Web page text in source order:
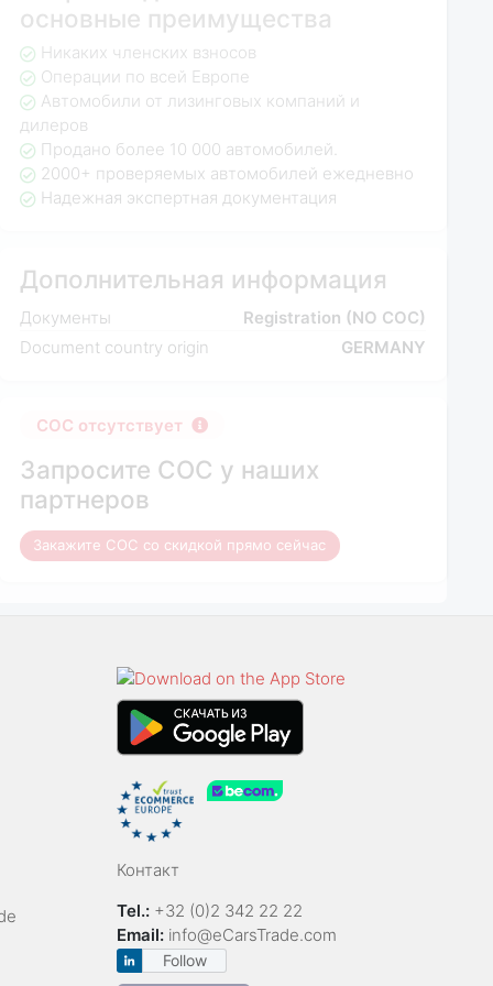
основные преимущества
Никаких членских взносов
Операции по всей Европе
Автомобили от лизинговых компаний и
дилеров
Продано более 10 000 автомобилей.
2000+ проверяемых автомобилей ежедневно
Надежная экспертная документация
Дополнительная информация
Документы
Registration (NO COC)
Document country origin
GERMANY
COC отсутствует
Запросите COC у наших
партнеров
Закажите COC со скидкой прямо сейчас
Контакт
Tel.: +32 (0)2 342 22 22
Email: info@eCarsTrade.com
Follow